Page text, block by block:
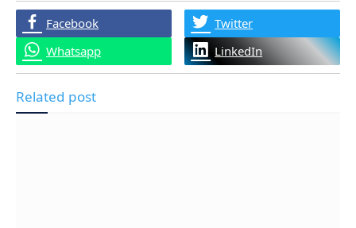
Facebook
Twitter
Whatsapp
LinkedIn
Related post